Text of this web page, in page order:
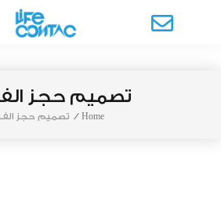
تصميم حجز
Home
/ تصميم حجز